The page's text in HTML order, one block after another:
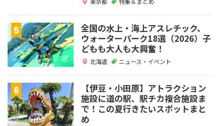
全国の水上・海上アスレチック、
ウォーターパーク18選（2026）子
どもも大人も大興奮！
北海道 ニュース・イベント
【伊豆・小田原】アトラクション
施設に道の駅、駅チカ複合施設ま
で！この夏行きたいスポットまと
め